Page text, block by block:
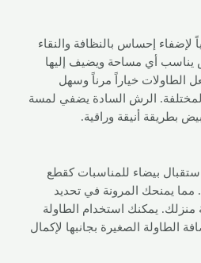
لإضفاء إحساس بالنظافة والنقاء
يناسب أي مساحة ويضيف إليها
الطاولات خياراً مرناً وسهل
المختلفة. الرش السادة يضفي لمسة
بطريقة أنيقة وراقية.
بيضاء للمناسبات كقطع
يمنحك المرونة في تحديد
منزلك. يمكنك استخدام الطاولة
الطاولة الصغيرة بجانبها لإكمال